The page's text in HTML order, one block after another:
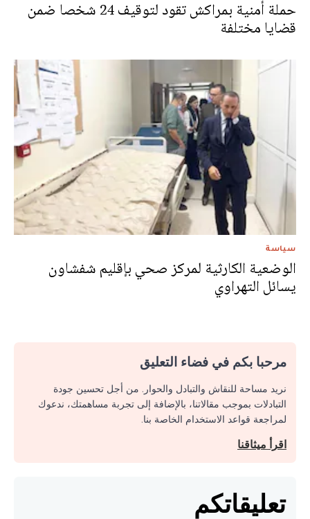
حملة أمنية بمراكش تقود لتوقيف 24 شخصا ضمن
قضايا مختلفة
سياسة
الوضعية الكارثية لمركز صحي بإقليم شفشاون
يسائل التهراوي
مرحبا بكم في فضاء التعليق
نريد مساحة للنقاش والتبادل والحوار. من أجل تحسين جودة
التبادلات بموجب مقالاتنا، بالإضافة إلى تجربة مساهمتك، ندعوك
لمراجعة قواعد الاستخدام الخاصة بنا.
اقرأ ميثاقنا
تعليقاتكم